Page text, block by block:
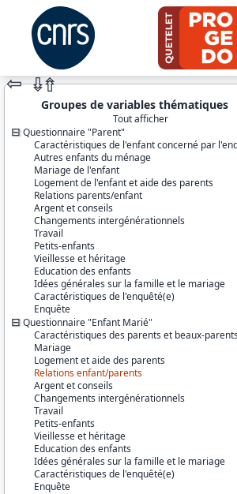
JEU DE
⇦ ⇮⇮
Groupes de variables thématiques
Tout afficher
Questionnaire "Parent"
Caractéristiques de l'enfant concerné par
Autres enfants du ménage
Mariage de l'enfant
Logement de l'enfant et aide des parents
Relations parents/enfant
Argent et conseils
Changements intergénérationnels
Travail
Petits-enfants
Vieillesse et héritage
Education des enfants
Idées générales sur la famille et le mariage
Caractéristiques de l'enquêté(e)
Enquête
Questionnaire "Enfant Marié"
Caractéristiques des parents et beaux-parents
Mariage
Logement et aide des parents
Relations enfant/parents
Argent et conseils
Changements intergénérationnels
Travail
Petits-enfants
Vieillesse et héritage
Education des enfants
Idées générales sur la famille et le mariage
Caractéristiques de l'enquêté(e)
Enquête
IE0131
10.48756/ined-IE0131-
Thèmes :
1. Couples, famille,
7. Ages de la vie,
Changement social
Comportement social
Vie de famille et
Producteurs :
Ined
Ministère de la Justice